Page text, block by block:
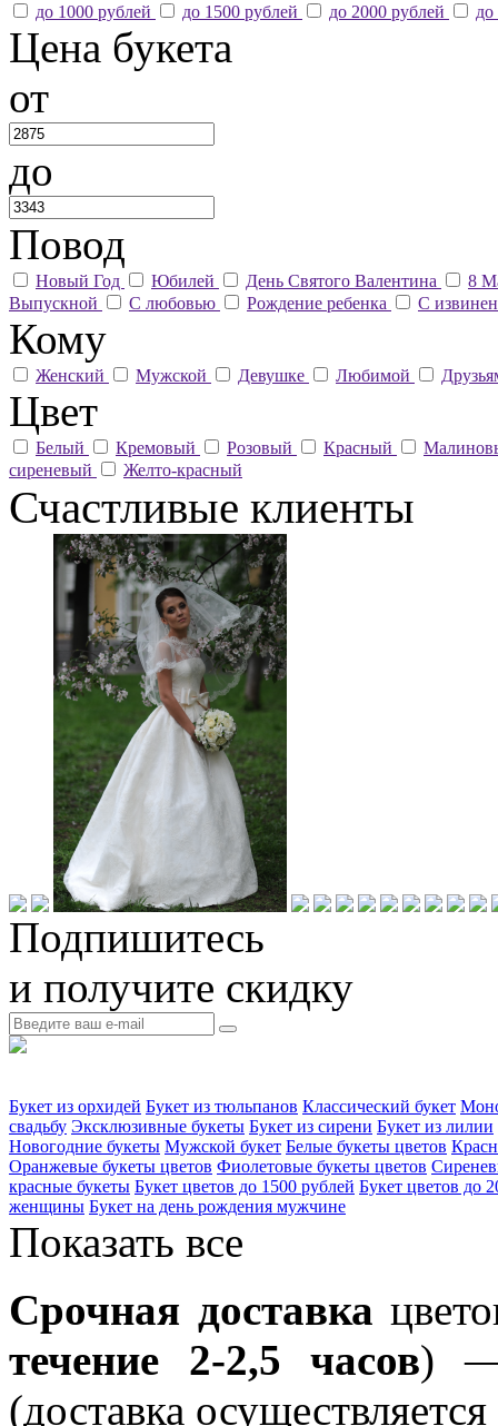
до 1000 рублей до 1500 рублей до 2000 рублей
Цена букета
от
до
Повод
Новый Год Юбилей День Святого Валентина
8
Выпускной
С любовью Рождение ребенка С
Кому
Женский Мужской Девушке Любимой
Цвет
Белый Кремовый Розовый Красный
сиреневый
Желто-красный
Счастливые клиенты
Подпишитесь
и получите скидку
Букет из орхидей Букет из тюльпанов Классический букет
свадьбу Эксклюзивные букеты Букет из сирени Букет из лилии
Новогодние букеты Мужской букет Белые букеты цветов
Оранжевые букеты цветов Фиолетовые букеты цветов
красные букеты Букет цветов до 1500 рублей Букет цветов до
женщины Букет на день рождения мужчине
Показать все
Срочная доставка
течение 2-2,5 часов) —
(доставка